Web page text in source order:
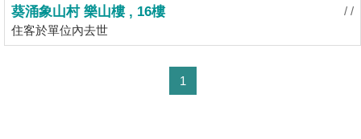
於
我
們
葵涌象山村 樂山樓 , 16樓
/ /
住客於單位內去世
1